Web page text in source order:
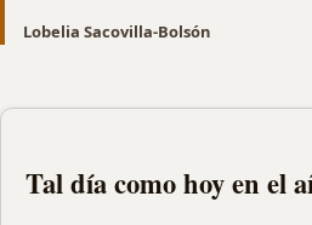
Lobelia Sacovilla-Bolsón
Tal día como hoy en el